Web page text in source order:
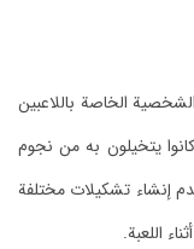
الخاصة باللاعبين
يتخيلون به من نجوم
إنشاء تشكيلات مختلفة
اللعبة.